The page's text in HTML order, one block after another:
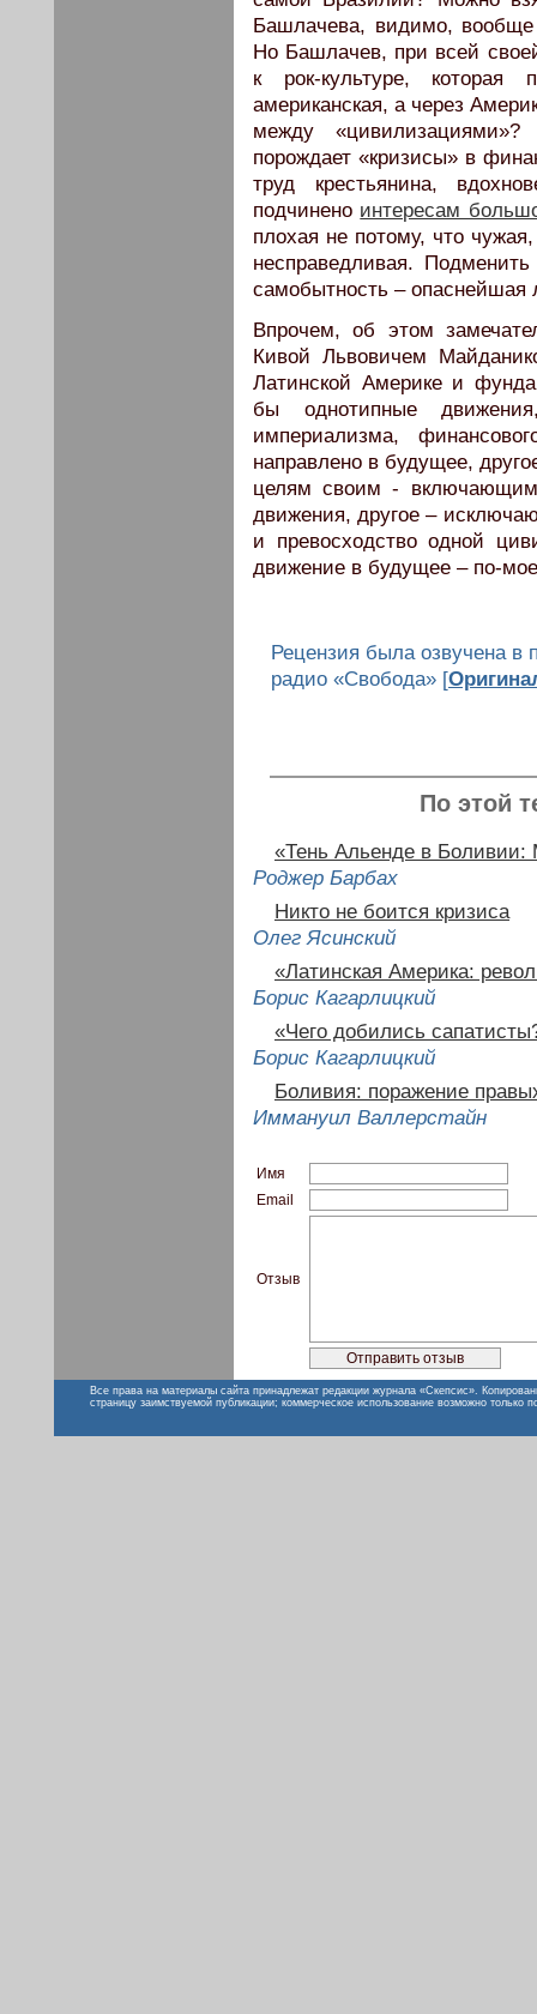
Башлачева, видимо,
Но Башлачев, при всей
к рок-культуре, которая
американская, а через
между
порождает «кризисы» в
труд крестьянина,
подчинено интересам
плохая не потому, что
несправедливая.
самобытность – опаснейшая
Впрочем, об этом
Кивой Львовичем
Латинской Америке и
бы однотипные
империализма,
направлено в будущее,
целям своим - включающим,
движения, другое –
и превосходство одной
движение в будущее – по-
Рецензия была озвучена в
радио «Свобода» [
По этой
«Тень Альенде в
Роджер Барбах
Никто не боится кризиса
Олег Ясинский
«Латинская Америка:
Борис Кагарлицкий
«Чего добились
Борис Кагарлицкий
Боливия: поражение
Иммануил Валлерстайн
Имя
Email
Отзыв
Все права на материалы сайта принадлежат редакции журнала «Скепсис».
страницу заимствуемой публикации; коммерческое использование возможно только